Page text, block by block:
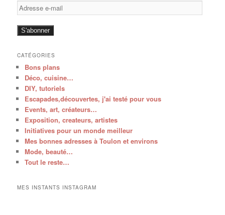
Adresse
e-
mail
S'abonner
CATÉGORIES
Bons plans
Déco, cuisine…
DIY, tutoriels
Escapades,découvertes, j'ai testé pour vous
Events, art, créateurs…
Exposition, createurs, artistes
Initiatives pour un monde meilleur
Mes bonnes adresses à Toulon et environs
Mode, beauté…
Tout le reste…
MES INSTANTS INSTAGRAM